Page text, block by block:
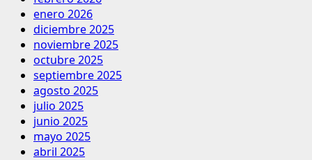
enero 2026
diciembre 2025
noviembre 2025
octubre 2025
septiembre 2025
agosto 2025
julio 2025
junio 2025
mayo 2025
abril 2025